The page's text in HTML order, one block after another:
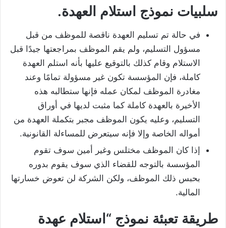
سلبيات نموذج استلام العهدة.
في حالة تم تسليم العهدة ناقصة للموظف من قبل
مسؤول التسليم، ولم يقم الموظف بمراجعتها جيدًا قبل
الاستلام وقام كذلك بالتوقيع عليها بأنه استلم العهدة
كاملة، فإن المؤسسة تكون غير مسؤولة تمامًا وعند
مغادرة الموظف لمكان عمله فإنها ستطالبه هذه
الأخيرة بالعهدة كاملة كما مثبت لديها في أوراق
التسليم، وعليه يكون الموظف مجبر بتكملة العهدة من
أمواله الخاصة وإلا فإنه سيتعرض للمساءلة القانونية.
إذا كان الموظف مختلس وغير أمين سوف تقوم
المؤسسة بالتوجه للقضاء الذي سوف يقوم بدوره
بحبس ذلك الموظف، ولكن الشركة لن تعوض خسارتها
المالية.
طريقة تعبئة نموذج “استلام عهدة